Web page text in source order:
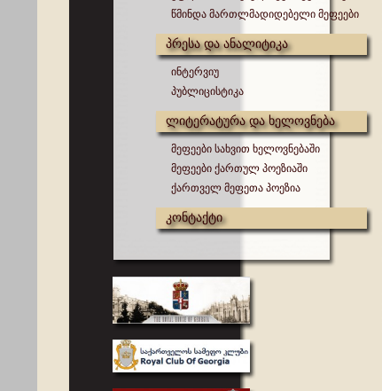
წმინდა მართლმადიდებელი მეფეები
პრესა და ანალიტიკა
ინტერვიუ
პუბლიცისტიკა
ლიტერატურა და ხელოვნება
მეფეები სახვით ხელოვნებაში
მეფეები ქართულ პოეზიაში
ქართველ მეფეთა პოეზია
კონტაქტი